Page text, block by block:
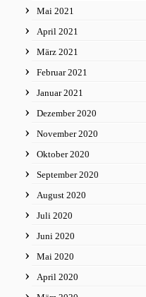
Mai 2021
April 2021
März 2021
Februar 2021
Januar 2021
Dezember 2020
November 2020
Oktober 2020
September 2020
August 2020
Juli 2020
Juni 2020
Mai 2020
April 2020